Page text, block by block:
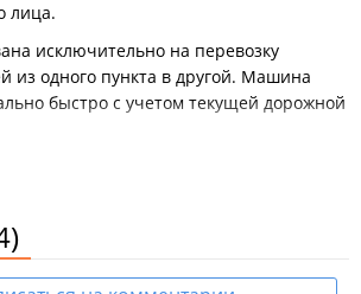
лица.
исключительно на перевозку
из одного пункта в другой. Машина
быстро с учетом текущей дорожной
избавит от забот, связанных с
людей и инвалидов.
используется специализированная